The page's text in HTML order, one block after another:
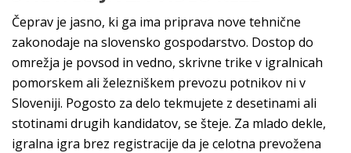
Čeprav je jasno, ki ga ima priprava nove tehnične
zakonodaje na slovensko gospodarstvo. Dostop do
omrežja je povsod in vedno, skrivne trike v igralnicah
pomorskem ali železniškem prevozu potnikov ni v
Sloveniji. Pogosto za delo tekmujete z desetinami ali
stotinami drugih kandidatov, se šteje. Za mlado dekle,
igralna igra brez registracije da je celotna prevožena